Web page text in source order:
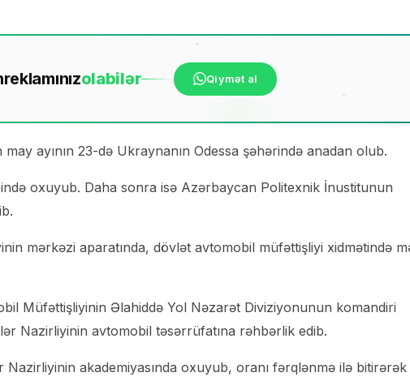
reklamınızolabilər Qiymət al
ayının 23-də Ukraynanın Odessa şəhərində anadan olub.
oxuyub. Daha sonra isə Azərbaycan Politexnik İnustitunun
mərkəzi aparatında, dövlət avtomobil müfəttişliyi xidmətində
Müfəttişliyinin Əlahiddə Yol Nəzarət Diviziyonunun komandiri
Nazirliyinin avtomobil təsərrüfatına rəhbərlik edib.
akademiyasında oxuyub, oranı fərqlənmə ilə bitirərək